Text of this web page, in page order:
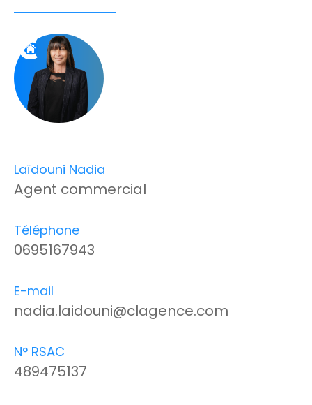
Laïdouni Nadia
Agent commercial
Téléphone
0695167943
E-mail
nadia.laidouni@clagence.com
N° RSAC
489475137